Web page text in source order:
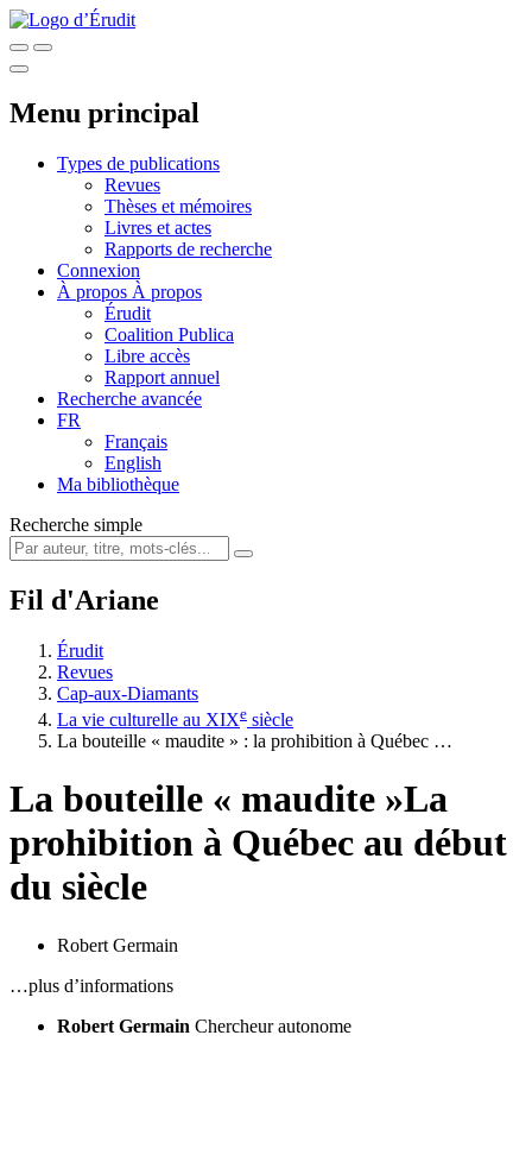
Menu principal
Types de publications
Revues
Thèses et mémoires
Livres et actes
Rapports de recherche
Connexion
À propos À propos
Érudit
Coalition Publica
Libre accès
Rapport annuel
Recherche avancée
FR
Français
English
Ma bibliothèque
Recherche simple
Fil d'Ariane
Érudit
Revues
Cap-aux-Diamants
La vie culturelle au XIXe siècle
La bouteille « maudite » : la prohibition à Québec …
La bouteille « maudite »La
prohibition à Québec au début
du siècle
Robert Germain
…plus d’informations
Robert Germain Chercheur autonome